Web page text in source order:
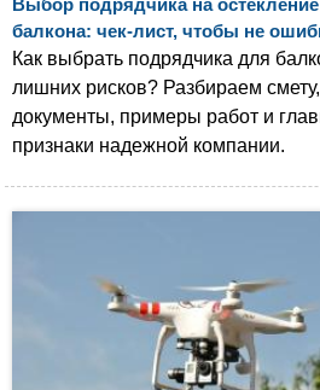
Выбор подрядчика на
балкона: чек-лист, чтобы не
Как выбрать подрядчика для
лишних рисков? Разбираем смету,
документы, примеры работ и
признаки надежной компании.